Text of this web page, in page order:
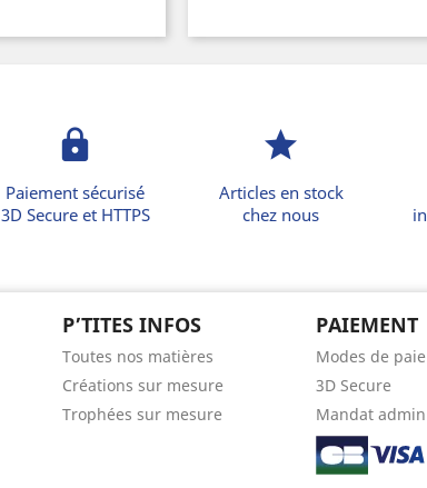
lock
Paiement sécurisé
3D Secure et HTTPS
star
Articles en stock
chez nous
P’TITES INFOS
Toutes nos matières
Créations sur mesure
Trophées sur mesure
PAIEMENT
Modes de
3D Secure
Mandat